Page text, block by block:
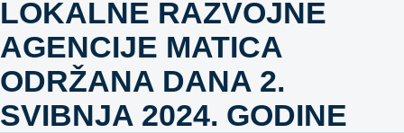
LOKALNE RAZVOJNE
AGENCIJE MATICA
ODRŽANA DANA 2.
SVIBNJA 2024. GODINE